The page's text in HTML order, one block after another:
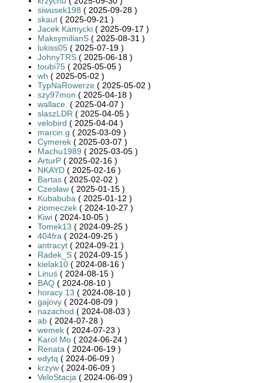
siwusek198 ( 2025-09-28 )
skaut ( 2025-09-21 )
Jacek Kamycki ( 2025-09-17 )
MaksymilianS ( 2025-08-31 )
lukiss05 ( 2025-07-19 )
JohnyTRS ( 2025-06-18 )
toubi75 ( 2025-05-05 )
wh ( 2025-05-02 )
TypNaRowerze ( 2025-05-02 )
szy97mon ( 2025-04-18 )
wallace. ( 2025-04-07 )
slaszLDR ( 2025-04-05 )
velobird ( 2025-04-04 )
marcin.g ( 2025-03-09 )
Cymerek ( 2025-03-07 )
Machu1989 ( 2025-03-05 )
ArturP ( 2025-02-16 )
NKAYD ( 2025-02-16 )
Bartas ( 2025-02-02 )
Czesław ( 2025-01-15 )
Kubabuba ( 2025-01-12 )
ziomeczek ( 2024-10-27 )
Kiwi ( 2024-10-05 )
Tomek13 ( 2024-09-25 )
404fra ( 2024-09-25 )
antracyt ( 2024-09-21 )
Radek_S ( 2024-09-15 )
kielak10 ( 2024-08-16 )
Linuś ( 2024-08-15 )
BAQ ( 2024-08-10 )
horacy 13 ( 2024-08-10 )
gajovy ( 2024-08-09 )
nazachod ( 2024-08-03 )
ab ( 2024-07-28 )
wemek ( 2024-07-23 )
Karol Mo ( 2024-06-24 )
Renata ( 2024-06-19 )
edytq ( 2024-06-09 )
krzyw ( 2024-06-09 )
VeloStacja ( 2024-06-09 )